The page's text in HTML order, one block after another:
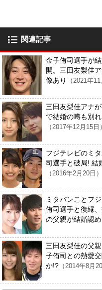
関連記事
金子侑司選手が
開。三田友梨佳
像あり
（2021年11
三田友梨佳アナ
で結婚の噂も別
（2017年12月15日）
フジテレビのミ
司選手と破局! 結
（2016年2月20日）
ミタパンことフ
侑司選手と復縁
の父親が結婚認
三田友梨佳の父
子侑司との熱愛
か!? （2014年8月20